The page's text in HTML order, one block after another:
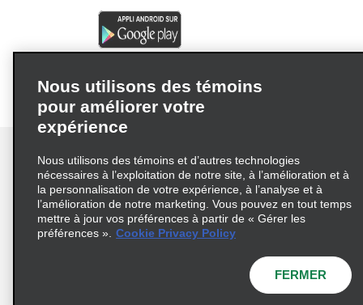
Conditions d’utilisation
Politique de confidentialité
Politique sur les fichiers témoins
© 2026 Enterprise Holdings, Inc. Tous droits réservés
Nous utilisons des témoins
pour améliorer votre
expérience
Nous utilisons des témoins et d’autres technologies
nécessaires à l’exploitation de notre site, à l’amélioration et à
la personnalisation de votre expérience, à l’analyse et à
l’amélioration de notre marketing. Vous pouvez en tout temps
mettre à jour vos préférences à partir de « Gérer les
préférences ». Cookie Privacy Policy
FERMER